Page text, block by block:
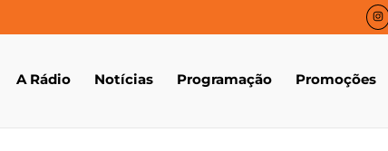
A Rádio Notícias Programação Promoções